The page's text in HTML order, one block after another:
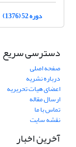
دوره 52 (1376)
دسترسی سریع
صفحه اصلی
درباره نشریه
اعضای هیات تحریریه
ارسال مقاله
تماس با ما
نقشه سایت
آخرین اخبار